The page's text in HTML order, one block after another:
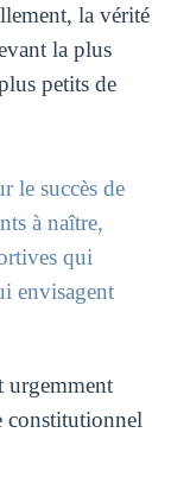
la vérité
la plus
petits de
le succès de
à naître,
qui
envisagent
urgemment
constitutionnel